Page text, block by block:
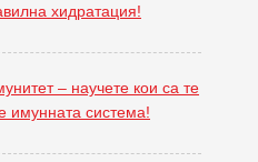
хидратация!
– научете кои са те
имунната система!